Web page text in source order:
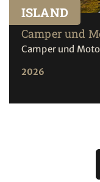
ISLAND
Camper und
Camper und
2026